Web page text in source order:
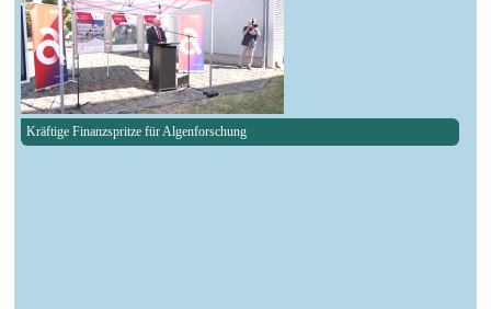
Kräftige Finanzspritze für Algenforschung